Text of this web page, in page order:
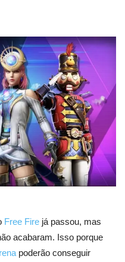
Free Fire já passou, mas
acabaram. Isso porque
poderão conseguir